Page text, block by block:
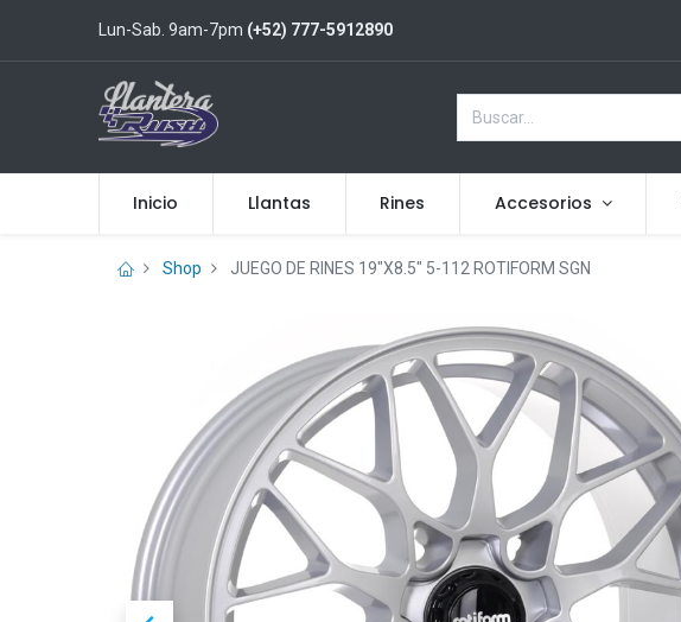
Lun-Sab. 9am-7pm (+52) 777-5912890
Inicio Llantas Rines Accesorios
Shop JUEGO DE RINES 19"X8.5" 5-112 ROTIFORM SGN